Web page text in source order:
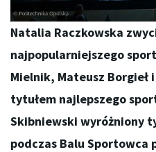
Natalia Raczkowska
najpopularniejszego
Mielnik, Mateusz Borgieł
tytułem najlepszego
Skibniewski wyróżniony
podczas Balu Sportowca